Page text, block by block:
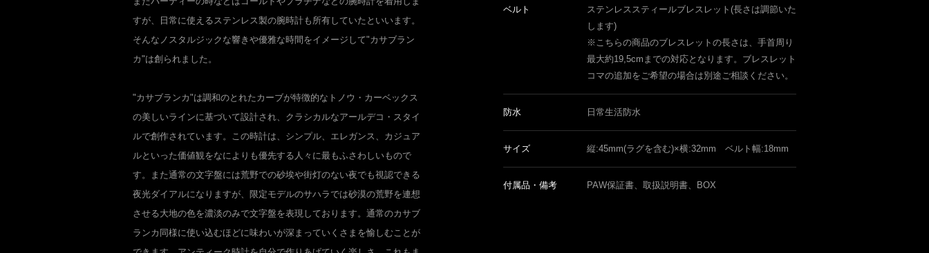
すが、日常に使えるステンレス製の腕時計も所有していたといいます。
そんなノスタルジックな響きや優雅な時間をイメージして"カサブラン
カ"は創られました。
"カサブランカ"は調和のとれたカーブが特徴的なトノウ・カーベックス
の美しいラインに基づいて設計され、クラシカルなアールデコ・スタイ
ルで創作されています。この時計は、シンプル、エレガンス、カジュア
ルといった価値観をなによりも優先する人々に最もふさわしいもので
す。また通常の文字盤には荒野での砂埃や街灯のない夜でも視認できる
夜光ダイアルになりますが、限定モデルのサハラでは砂漠の荒野を連想
させる大地の色を濃淡のみで文字盤を表現しております。通常のカサブ
ランカ同様に使い込むほどに味わいが深まっていくさまを愉しむことが
ベルト
ステンレススティールブレスレット(長さは調節いた
します)
※こちらの商品のブレスレットの長さは、手首周り
最大約19,5cmまでの対応となります。ブレスレット
コマの追加をご希望の場合は別途ご相談ください。
防水 日常生活防水
サイズ 縦:45mm(ラグを含む)×横:32mm ベルト幅:18mm
付属品・備考 PAW保証書、取扱説明書、BOX